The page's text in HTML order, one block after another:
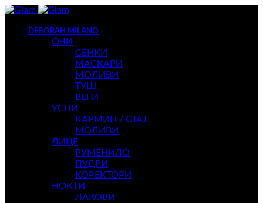
DEBORAH MILANO
ОЧИ
СЕНКИ
МАСКАРИ
МОЛИВИ
ТУШ
ВЕЃИ
УСНИ
КАРМИН / СЈАЈ
МОЛИВИ
ЛИЦЕ
РУМЕНИЛО
ПУДРИ
КОРЕКТОРИ
НОКТИ
ЛАКОВИ